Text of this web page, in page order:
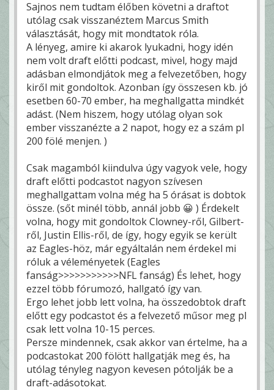
Sajnos nem tudtam élőben követni a draftot
utólag csak visszanéztem Marcus Smith
választását, hogy mit mondtatok róla.
A lényeg, amire ki akarok lyukadni, hogy idén
nem volt draft előtti podcast, mivel, hogy majd
adásban elmondjátok meg a felvezetőben, hogy
kiről mit gondoltok. Azonban így összesen kb. jó
esetben 60-70 ember, ha meghallgatta mindkét
adást. (Nem hiszem, hogy utólag olyan sok
ember visszanézte a 2 napot, hogy ez a szám pl
200 fölé menjen. )
Csak magamból kiindulva úgy vagyok vele, hogy
draft előtti podcastot nagyon szívesen
meghallgattam volna még ha 5 órásat is dobtok
össze. (sőt minél több, annál jobb 😀 ) Érdekelt
volna, hogy mit gondoltok Clowney-ről, Gilbert-
ről, Justin Ellis-ről, de így, hogy egyik se került
az Eagles-höz, már egyáltalán nem érdekel mi
róluk a véleményetek (Eagles
fanság>>>>>>>>>>>NFL fanság) És lehet, hogy
ezzel több fórumozó, hallgató így van.
Ergo lehet jobb lett volna, ha összedobtok draft
előtt egy podcastot és a felvezető műsor meg pl
csak lett volna 10-15 perces.
Persze mindennek, csak akkor van értelme, ha a
podcastokat 200 fölött hallgatják meg és, ha
utólag tényleg nagyon kevesen pótolják be a
draft-adásotokat.